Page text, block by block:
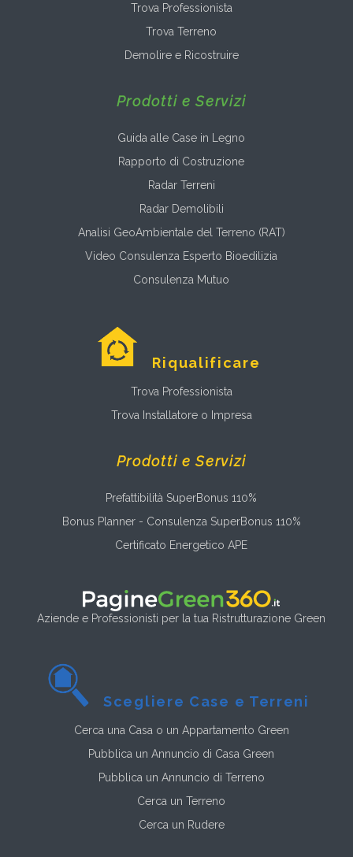
Trova Professionista
Trova Terreno
Demolire e Ricostruire
Prodotti e Servizi
Guida alle Case in Legno
Rapporto di Costruzione
Radar Terreni
Radar Demolibili
Analisi GeoAmbientale del Terreno (RAT)
Video Consulenza Esperto Bioedilizia
Consulenza Mutuo
Riqualificare
Trova Professionista
Trova Installatore o Impresa
Prodotti e Servizi
Prefattibilità SuperBonus 110%
Bonus Planner - Consulenza SuperBonus 110%
Certificato Energetico APE
Aziende e Professionisti per la tua Ristrutturazione Green
Scegliere Case e Terreni
Cerca una Casa o un Appartamento Green
Pubblica un Annuncio di Casa Green
Pubblica un Annuncio di Terreno
Cerca un Terreno
Cerca un Rudere